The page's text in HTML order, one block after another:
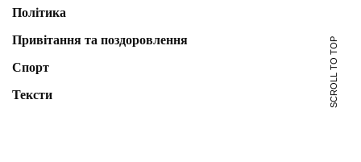
Політика
Привітання та поздоровлення
Спорт
Тексти
SCROLL TO TOP